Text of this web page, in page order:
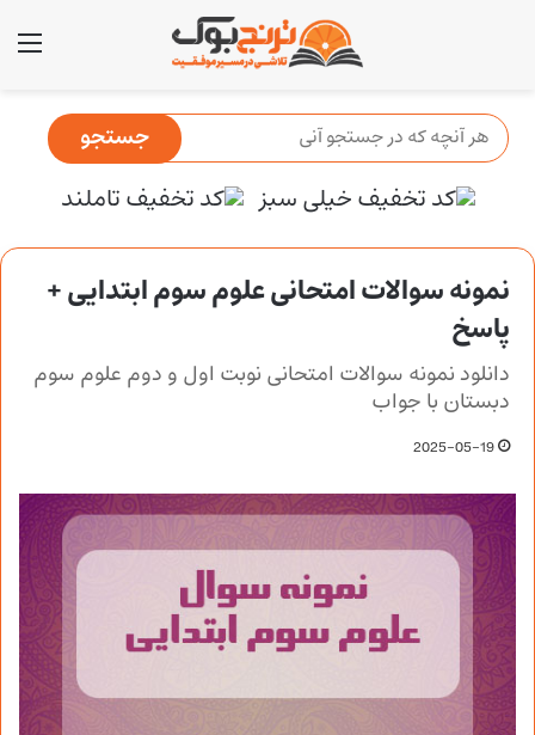
نمونه سوالات امتحانی علوم سوم ابتدایی +
پاسخ
دانلود نمونه سوالات امتحانی نوبت اول و دوم علوم سوم
دبستان با جواب
2025-05-19